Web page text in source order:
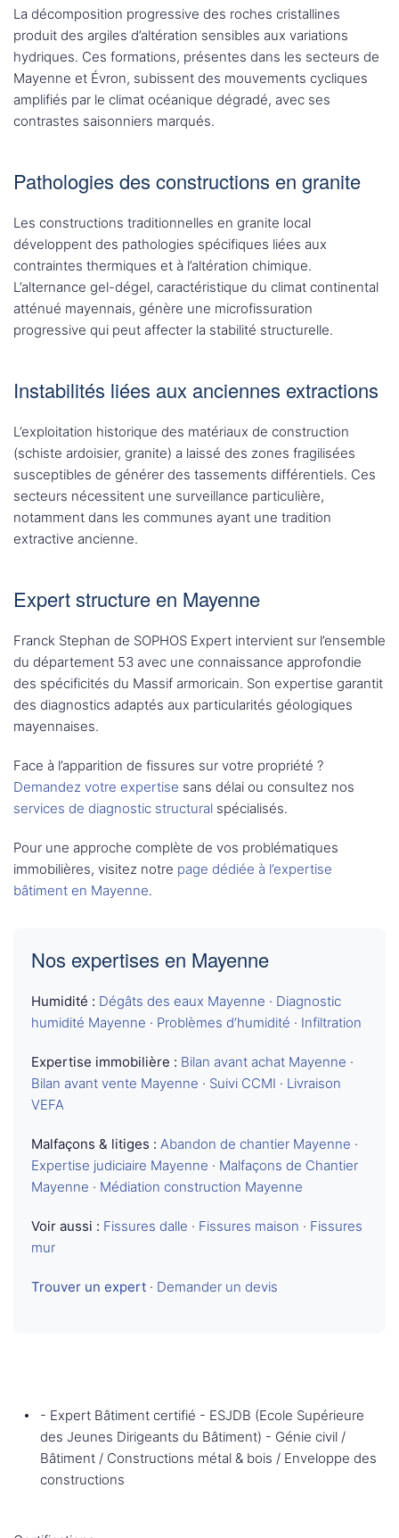
La décomposition progressive des roches cristallines
produit des argiles d’altération sensibles aux variations
hydriques. Ces formations, présentes dans les secteurs de
Mayenne et Évron, subissent des mouvements cycliques
amplifiés par le climat océanique dégradé, avec ses
contrastes saisonniers marqués.
Pathologies des constructions en granite
Les constructions traditionnelles en granite local
développent des pathologies spécifiques liées aux
contraintes thermiques et à l’altération chimique.
L’alternance gel-dégel, caractéristique du climat continental
atténué mayennais, génère une microfissuration
progressive qui peut affecter la stabilité structurelle.
Instabilités liées aux anciennes extractions
L’exploitation historique des matériaux de construction
(schiste ardoisier, granite) a laissé des zones fragilisées
susceptibles de générer des tassements différentiels. Ces
secteurs nécessitent une surveillance particulière,
notamment dans les communes ayant une tradition
extractive ancienne.
Expert structure en Mayenne
Franck Stephan de SOPHOS Expert intervient sur l’ensemble
du département 53 avec une connaissance approfondie
des spécificités du Massif armoricain. Son expertise garantit
des diagnostics adaptés aux particularités géologiques
mayennaises.
Face à l’apparition de fissures sur votre propriété ?
Demandez votre expertise sans délai ou consultez nos
services de diagnostic structural spécialisés.
Pour une approche complète de vos problématiques
immobilières, visitez notre page dédiée à l’expertise
bâtiment en Mayenne.
Nos expertises en Mayenne
Humidité : Dégâts des eaux Mayenne · Diagnostic
humidité Mayenne · Problèmes d’humidité · Infiltration
Expertise immobilière : Bilan avant achat Mayenne ·
Bilan avant vente Mayenne · Suivi CCMI · Livraison
VEFA
Malfaçons & litiges : Abandon de chantier Mayenne ·
Expertise judiciaire Mayenne · Malfaçons de Chantier
Mayenne · Médiation construction Mayenne
Voir aussi : Fissures dalle · Fissures maison · Fissures
mur
Trouver un expert · Demander un devis
- Expert Bâtiment certifié - ESJDB (Ecole Supérieure
des Jeunes Dirigeants du Bâtiment) - Génie civil /
Bâtiment / Constructions métal & bois / Enveloppe des
constructions